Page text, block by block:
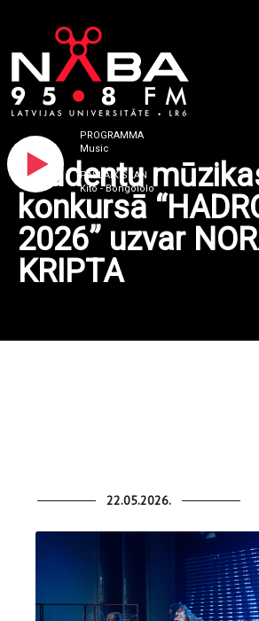
PROGRAMMA
Music
PAŠLAIK SKAN
Kito - Bongololo
Studentu
konkursā
2026” uzvar
KRIPTA
22.05.2026.